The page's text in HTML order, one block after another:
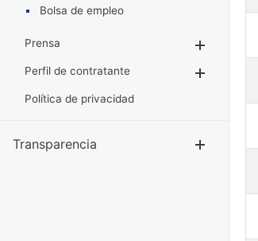
Bolsa de empleo
Prensa
Perfil de contratante
Política de privacidad
Transparencia